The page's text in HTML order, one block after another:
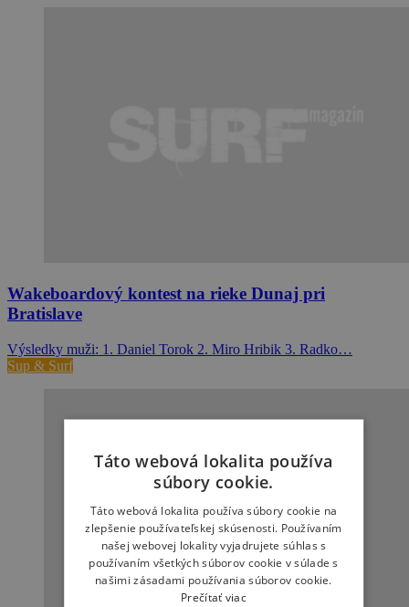
Wakeboardový kontest na rieke Dunaj pri
Bratislave
Výsledky muži: 1. Daniel Torok 2. Miro Hribik 3. Radko…
Sup & Surf
Táto webová lokalita používa
súbory cookie.
Táto webová lokalita používa súbory cookie na
zlepšenie používateľskej skúsenosti. Používaním
našej webovej lokality vyjadrujete súhlas s
používaním všetkých súborov cookie v súlade s
našimi zásadami používania súborov cookie.
Prečítať viac